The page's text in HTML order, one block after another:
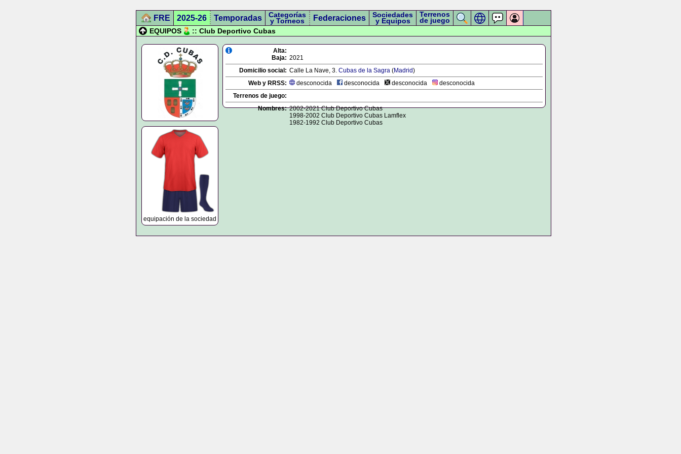
FRE 2025-26 Temporadas Categorías
y Torneos Federaciones Sociedades
y Equipos
Terrenos
de juego
EQUIPOS
:: Club Deportivo Cubas
equipación de la sociedad
Alta:
Baja: 2021
Domicilio social: Calle La Nave, 3. Cubas de la Sagra (Madrid)
Web y RRSS:
desconocida desconocida desconocida
desconocida
Terrenos de juego:
Nombres: 2002-2021 Club Deportivo Cubas
1998-2002 Club Deportivo Cubas Lamflex
1982-1992 Club Deportivo Cubas